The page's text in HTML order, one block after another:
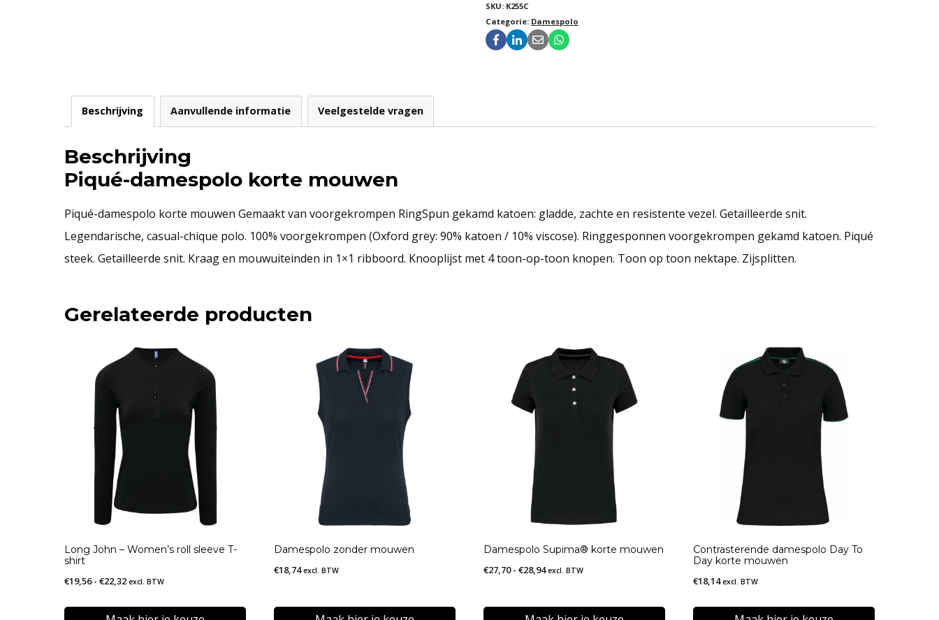
SKU: K255C
Categorie: Damespolo
Beschrijving Aanvullende informatie Veelgestelde vragen
Beschrijving
Piqué-damespolo korte mouwen
Piqué-damespolo korte mouwen Gemaakt van voorgekrompen RingSpun gekamd katoen: gladde, zachte en resistente vezel. Getailleerde snit.
Legendarische, casual-chique polo. 100% voorgekrompen (Oxford grey: 90% katoen / 10% viscose). Ringgesponnen voorgekrompen gekamd katoen. Piqué
steek. Getailleerde snit. Kraag en mouwuiteinden in 1×1 ribboord. Knooplijst met 4 toon-op-toon knopen. Toon op toon nektape. Zijsplitten.
Gerelateerde producten
Long John – Women’s roll sleeve T-
shirt
€19,56 - €22,32Prijsklasse:
tot
excl. BTW
Damespolo zonder mouwen
€18,74 excl. BTW
Damespolo Supima® korte mouwen
€27,70 - €28,94Prijsklasse:
tot
excl. BTW
Contrasterende damespolo Day To
Day korte mouwen
€18,14 excl. BTW